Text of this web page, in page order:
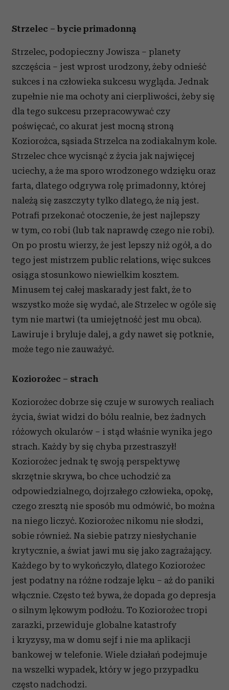
Strzelec – bycie primadonną
Strzelec, podopieczny Jowisza – planety
szczęścia – jest wprost urodzony, żeby odnieść
sukces i na człowieka sukcesu wygląda. Jednak
zupełnie nie ma ochoty ani cierpliwości, żeby się
dla tego sukcesu przepracowywać czy
poświęcać, co akurat jest mocną stroną
Koziorożca, sąsiada Strzelca na zodiakalnym kole.
Strzelec chce wycisnąć z życia jak najwięcej
uciechy, a że ma sporo wrodzonego wdzięku oraz
farta, dlatego odgrywa rolę primadonny, której
należą się zaszczyty tylko dlatego, że nią jest.
Potrafi przekonać otoczenie, że jest najlepszy
w tym, co robi (lub tak naprawdę czego nie robi).
On po prostu wierzy, że jest lepszy niż ogół, a do
tego jest mistrzem public relations, więc sukces
osiąga stosunkowo niewielkim kosztem.
Minusem tej całej maskarady jest fakt, że to
wszystko może się wydać, ale Strzelec w ogóle się
tym nie martwi (ta umiejętność jest mu obca).
Lawiruje i bryluje dalej, a gdy nawet się potknie,
może tego nie zauważyć.
Koziorożec – strach
Koziorożec dobrze się czuje w surowych realiach
życia, świat widzi do bólu realnie, bez żadnych
różowych okularów – i stąd właśnie wynika jego
strach. Każdy by się chyba przestraszył!
Koziorożec jednak tę swoją perspektywę
skrzętnie skrywa, bo chce uchodzić za
odpowiedzialnego, dojrzałego człowieka, opokę,
czego zresztą nie sposób mu odmówić, bo można
na niego liczyć. Koziorożec nikomu nie słodzi,
sobie również. Na siebie patrzy niesłychanie
krytycznie, a świat jawi mu się jako zagrażający.
Każdego by to wykończyło, dlatego Koziorożec
jest podatny na różne rodzaje lęku – aż do paniki
włącznie. Często też bywa, że dopada go depresja
o silnym lękowym podłożu. To Koziorożec tropi
zarazki, przewiduje globalne katastrofy
i kryzysy, ma w domu sejf i nie ma aplikacji
bankowej w telefonie. Wiele działań podejmuje
na wszelki wypadek, który w jego przypadku
często nadchodzi.